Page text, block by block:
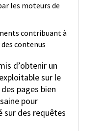
les moteurs de
contribuant à
contenus
d’obtenir un
sur le
pages bien
pour
sur des requêtes